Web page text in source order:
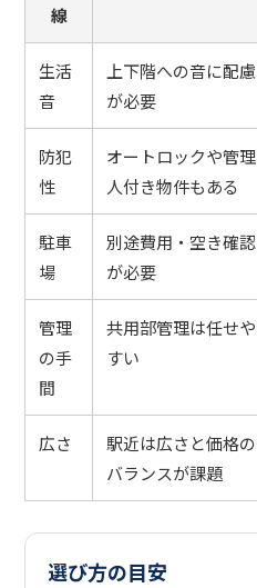
線
生活
音
上下階への音に配慮
が必要
防犯
性
オートロックや管理
人付き物件もある
駐車
場
別途費用・空き確認
が必要
管理
の手
間
共用部管理は任せや
すい
広さ
駅近は広さと価格の
バランスが課題
選び方の目安